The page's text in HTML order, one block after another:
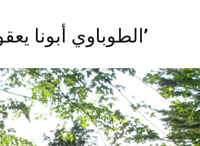
Posts Tagged ‘الطوباوي أبونا يعقوب الكبوشي’